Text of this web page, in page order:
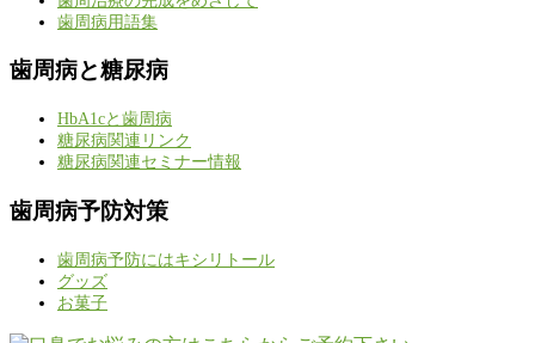
歯周病用語集
歯周病と糖尿病
HbA1cと歯周病
糖尿病関連リンク
糖尿病関連セミナー情報
歯周病予防対策
歯周病予防にはキシリトール
グッズ
お菓子